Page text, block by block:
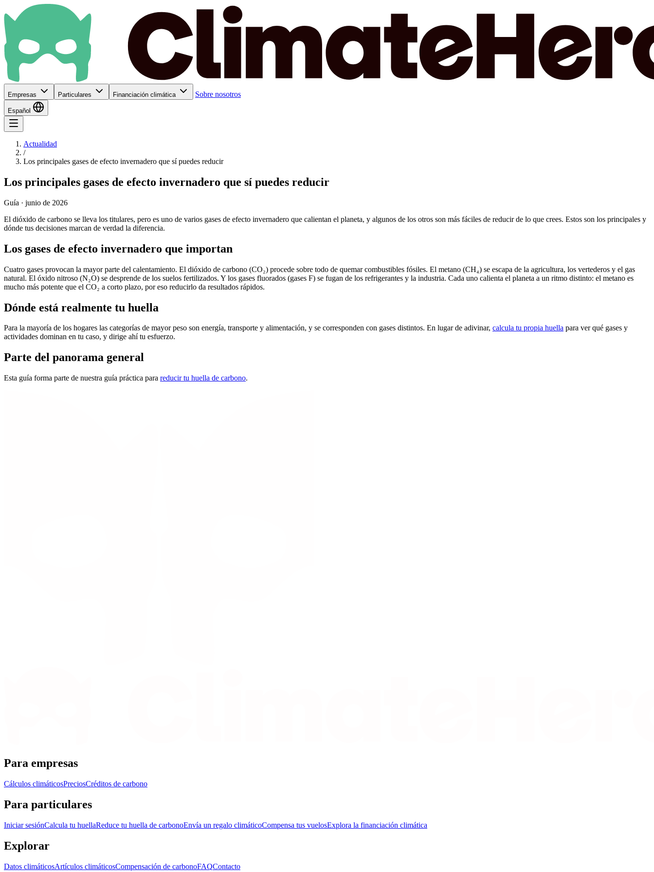
Empresas Particulares Financiación climática Sobre nosotros
Español
Actualidad
/
Los principales gases de efecto invernadero que sí puedes reducir
Los principales gases de efecto invernadero que sí puedes reducir
Guía · junio de 2026
El dióxido de carbono se lleva los titulares, pero es uno de varios gases de efecto invernadero que calientan el planeta, y algunos de los otros son más fáciles de reducir de lo que crees. Estos son los principales y
dónde tus decisiones marcan de verdad la diferencia.
Los gases de efecto invernadero que importan
Cuatro gases provocan la mayor parte del calentamiento. El dióxido de carbono (CO₂) procede sobre todo de quemar combustibles fósiles. El metano (CH₄) se escapa de la agricultura, los vertederos y el gas
natural. El óxido nitroso (N₂O) se desprende de los suelos fertilizados. Y los gases fluorados (gases F) se fugan de los refrigerantes y la industria. Cada uno calienta el planeta a un ritmo distinto: el metano es
mucho más potente que el CO₂ a corto plazo, por eso reducirlo da resultados rápidos.
Dónde está realmente tu huella
Para la mayoría de los hogares las categorías de mayor peso son energía, transporte y alimentación, y se corresponden con gases distintos. En lugar de adivinar, calcula tu propia huella para ver qué gases y
actividades dominan en tu caso, y dirige ahí tu esfuerzo.
Parte del panorama general
Esta guía forma parte de nuestra guía práctica para reducir tu huella de carbono.
Para empresas
Cálculos climáticosPreciosCréditos de carbono
Para particulares
Iniciar sesiónCalcula tu huellaReduce tu huella de carbonoEnvía un regalo climáticoCompensa tus vuelosExplora la financiación climática
Explorar
Datos climáticosArtículos climáticosCompensación de carbonoFAQContacto